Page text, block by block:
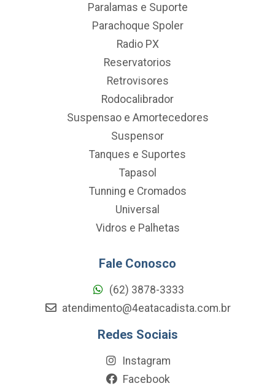
Paralamas e Suporte
Parachoque Spoler
Radio PX
Reservatorios
Retrovisores
Rodocalibrador
Suspensao e Amortecedores
Suspensor
Tanques e Suportes
Tapasol
Tunning e Cromados
Universal
Vidros e Palhetas
Fale Conosco
(62) 3878-3333
atendimento@4eatacadista.com.br
Redes Sociais
Instagram
Facebook